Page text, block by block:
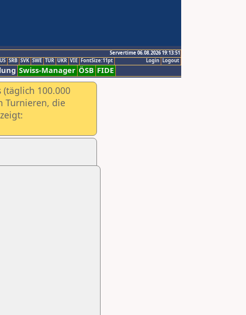
Servertime 06.08.2026 19:13:51
Logout
Login
SRB SVK SWE TUR UKR VIE FontSize:11pt
Swiss-Manager ÖSB FIDE
100.000
Turnieren, die